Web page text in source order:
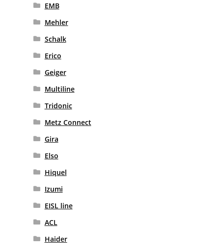
EMB
Mehler
Schalk
Erico
Geiger
Multiline
Tridonic
Metz Connect
Gira
Elso
Hiquel
Izumi
EISL line
ACL
Haider